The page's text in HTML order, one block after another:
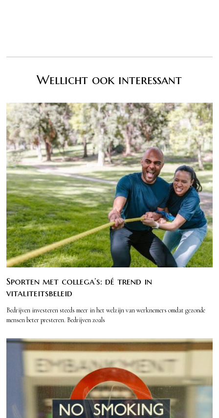
Wellicht ook interessant
Sporten met collega’s: dé trend in
vitaliteitsbeleid
Bedrijven investeren steeds meer in het welzijn van werknemers omdat gezonde
mensen beter presteren. Bedrijven zoals